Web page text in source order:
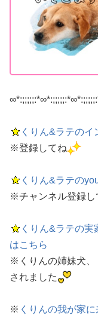
くりん&ラテのイ
※登録してね
くりん&ラテの
※チャンネル登録し
くりん&ラテの実
はこちら
※くりんの姉妹犬、
されました
※ くりんの我が家